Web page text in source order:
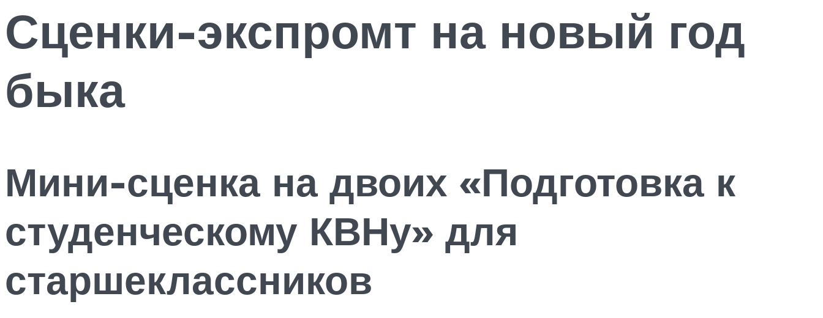
Сценки-экспромт на новый год
быка
Мини-сценка на двоих «Подготовка к
студенческому КВНу» для
старшеклассников